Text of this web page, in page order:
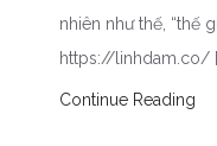
nhiên như thế, “thế
https://linhdam.co/
Continue Reading